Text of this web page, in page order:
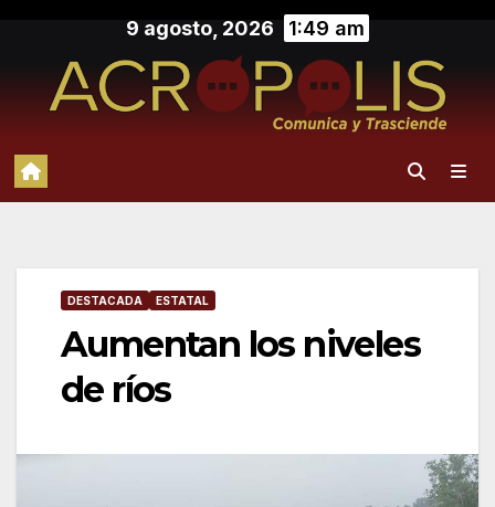
contenido
9 agosto, 2026 1:49 am
DESTACADA ESTATAL
Aumentan los niveles
de ríos